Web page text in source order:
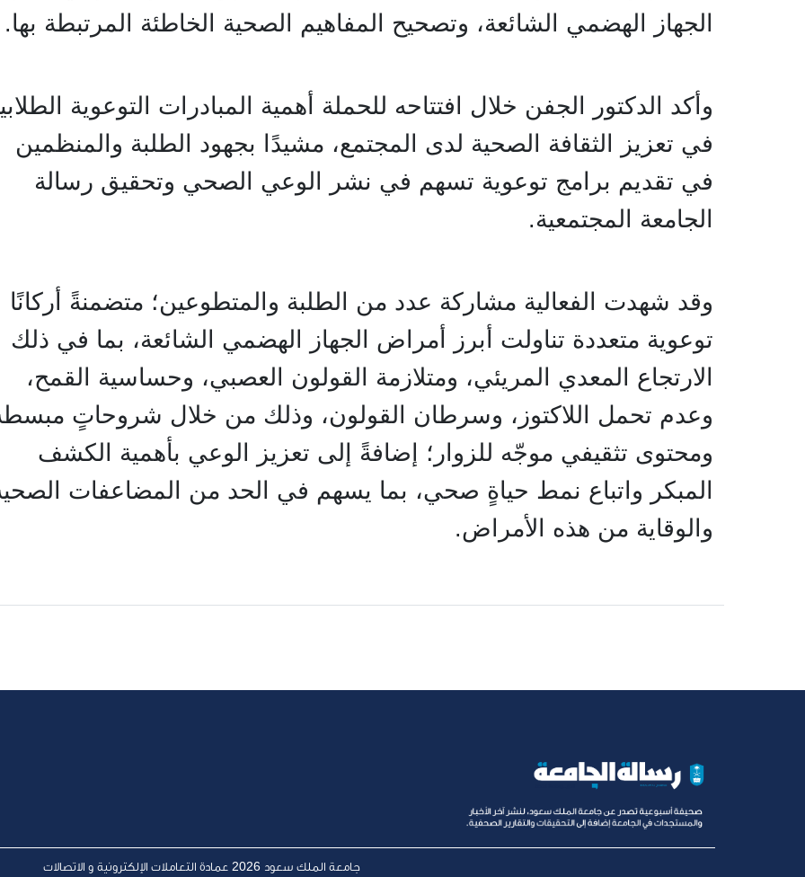
الجهاز الهضمي الشائعة، وتصحيح المفاهيم الصحية الخاطئة المرتبطة بها.
وأكد الدكتور الجفن خلال افتتاحه للحملة أهمية المبادرات التوعوية
في تعزيز الثقافة الصحية لدى المجتمع، مشيدًا بجهود الطلبة والمنظمين
في تقديم برامج توعوية تسهم في نشر الوعي الصحي وتحقيق رسالة
الجامعة المجتمعية.
وقد شهدت الفعالية مشاركة عدد من الطلبة والمتطوعين؛ متضمنةً أركانًا
توعوية متعددة تناولت أبرز أمراض الجهاز الهضمي الشائعة، بما في ذلك
الارتجاع المعدي المريئي، ومتلازمة القولون العصبي، وحساسية القمح،
وعدم تحمل اللاكتوز، وسرطان القولون، وذلك من خلال شروحاتٍ
ومحتوى تثقيفي موجّه للزوار؛ إضافةً إلى تعزيز الوعي بأهمية الكشف
المبكر واتباع نمط حياةٍ صحي، بما يسهم في الحد من المضاعفات
والوقاية من هذه الأمراض.
جامعة الملك سعود 2026 عمادة التعاملات الإلكترونية و الاتصالات